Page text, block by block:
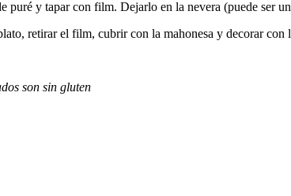
puré y tapar con film. Dejarlo en la nevera (puede ser
retirar el film, cubrir con la mahonesa y decorar
son sin gluten